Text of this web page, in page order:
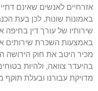
אזרחיים לאנשים שאינם
באמונות שונות. לכן בעת
שירותיו של עורך דין בחיפה
באמצעות השכרת שירותים
מכיר היטב את חוק הירושה
בהיעדר צוואה, ולהיות
מדויקת עבורנו ובעלת תוקף